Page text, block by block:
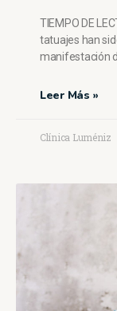
TIEMPO DE
tatuajes han
manifestación
Leer Más »
Clínica Luméniz